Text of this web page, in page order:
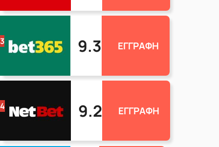
3 9.3 ΕΓΓΡΑΦΗ
4 9.2 ΕΓΓΡΑΦΗ